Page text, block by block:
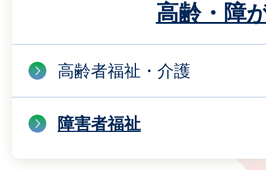
高齢・障
高齢者福祉・介護
障害者福祉